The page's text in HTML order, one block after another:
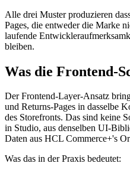
Alle drei Muster produzieren
Pages, die entweder die Marke
laufende
bleiben.
Was die Frontend-
Der Frontend-Layer-Ansatz
und Returns-Pages in dasselbe
des Storefronts. Das sind keine
in Studio, aus denselben UI-
Daten aus HCL Commerce+'s
Was das in der Praxis bedeutet: